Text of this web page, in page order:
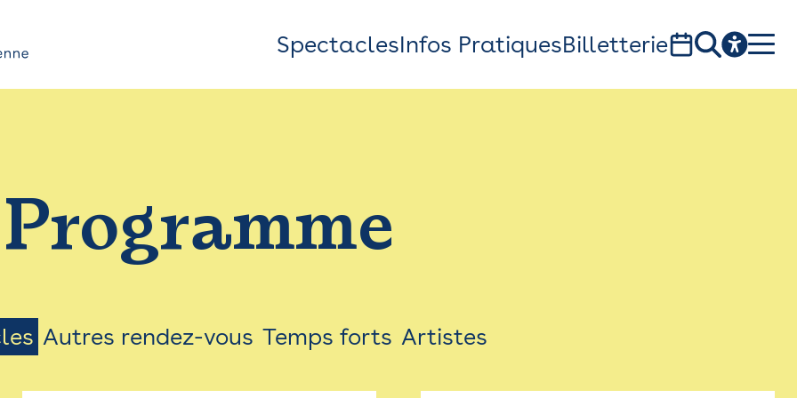
Top
Bar
Menu
SpectaclesInfos PratiquesBilletterie
1, av. du Chateau d'eau - 31300 Toulouse
Programme
Autres rendez-vous Temps forts Artistes